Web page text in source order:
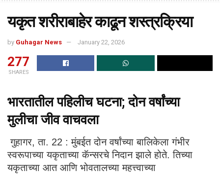
यकृत शरीराबाहेर काढून शस्त्रक्रिया
by Guhagar News January 22, 2026
277
SHARES
भारतातील पहिलीच घटना; दोन वर्षांच्या
मुलीचा जीव वाचवला
गुहागर, ता. 22 : मुंबईत दोन वर्षांच्या बालिकेला गंभीर
स्वरूपाच्या यकृताच्या कॅन्सरचे निदान झाले होते. तिच्या
यकृताच्या आत आणि भोवतालच्या महत्त्वाच्या